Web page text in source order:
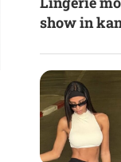
show in